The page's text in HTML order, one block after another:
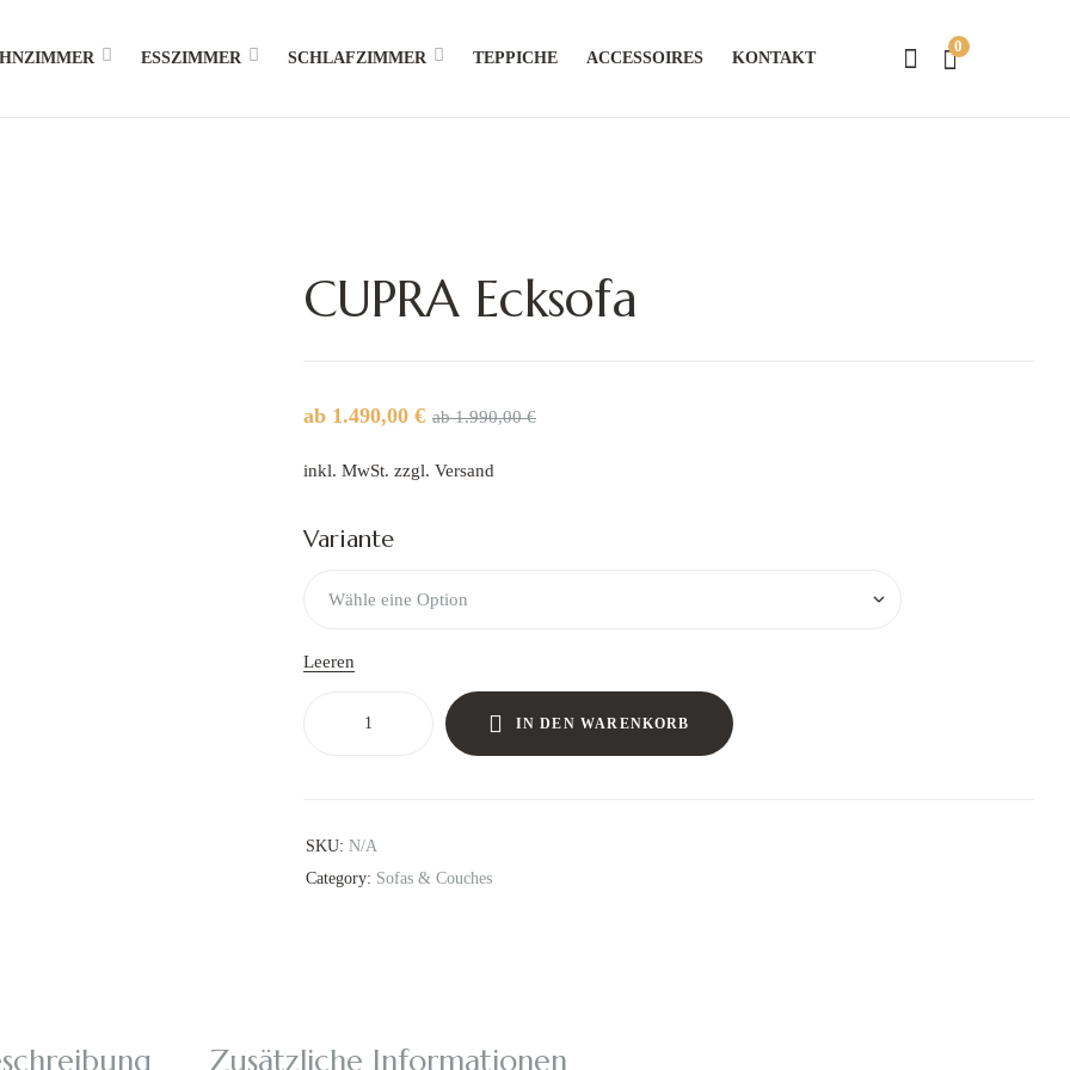
ESSZIMMER SCHLAFZIMMER TEPPICHE ACCESSOIRES KONTAKT
0
CUPRA Ecksofa
ab 1.490,00 € ab1.990,00€
inkl. MwSt. zzgl. Versand
Variante
Leeren
IN DEN WARENKORB
SKU: N/A
Category: Sofas & Couches
Zusätzliche Informationen